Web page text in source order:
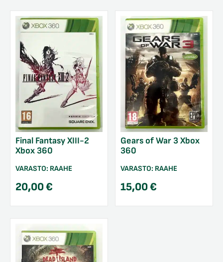
Final Fantasy XIII-2
Xbox 360
VARASTO: RAAHE
20,00€
Gears of War 3 Xbox
360
VARASTO: RAAHE
15,00€